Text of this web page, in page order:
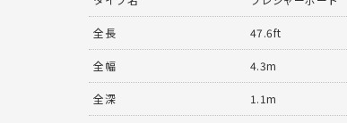
全長 47.6ft
全幅 4.3m
全深 1.1m